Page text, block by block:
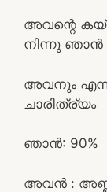
അവന്റെ
നിന്നു ഞാൻ
അവനും
ചാരിത്ര്യം
ഞാൻ: 90%
അവൻ :